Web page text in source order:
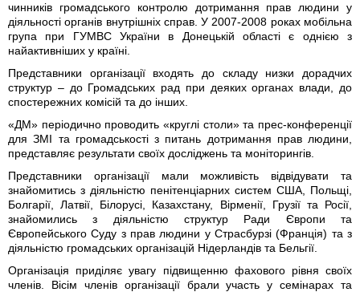
чинників громадського контролю дотримання прав людини у
діяльності органів внутрішніх справ. У 2007-2008 роках мобільна
група при ГУМВС України в Донецькій області є однією з
найактивніших у країні.
Представники організації входять до складу низки дорадчих
структур – до Громадських рад при деяких органах влади, до
спостережних комісій та до інших.
«ДМ» періодично проводить «круглі столи» та прес-конференції
для ЗМІ та громадськості з питань дотримання прав людини,
представляє результати своїх досліджень та моніторингів.
Представники організації мали можливість відвідувати та
знайомитись з діяльністю пенітенціарних систем США, Польщі,
Болгарії, Латвії, Білорусі, Казахстану, Вірменії, Грузії та Росії,
знайомились з діяльністю структур Ради Європи та
Європейського Суду з прав людини у Страсбурзі (Франція) та з
діяльністю громадських організацій Нідерландів та Бельгії.
Організація приділяє увагу підвищенню фахового рівня своїх
членів. Вісім членів організації брали участь у семінарах та